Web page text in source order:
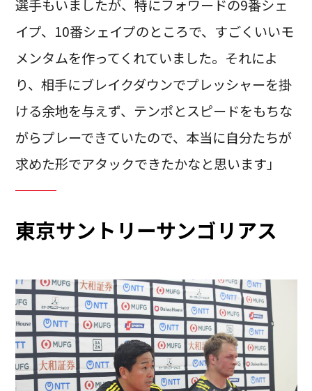
選手もいましたが、特にフォワードの9番シェ
イプ、10番シェイプのところで、すごくいいモ
メンタムを作ってくれていました。それによ
り、相手にブレイクダウンでプレッシャーを掛
ける余地を与えず、テンポとスピードをもちな
がらプレーできていたので、本当に自分たちが
求めた形でアタックできたかなと思います」
東京サントリーサンゴリアス